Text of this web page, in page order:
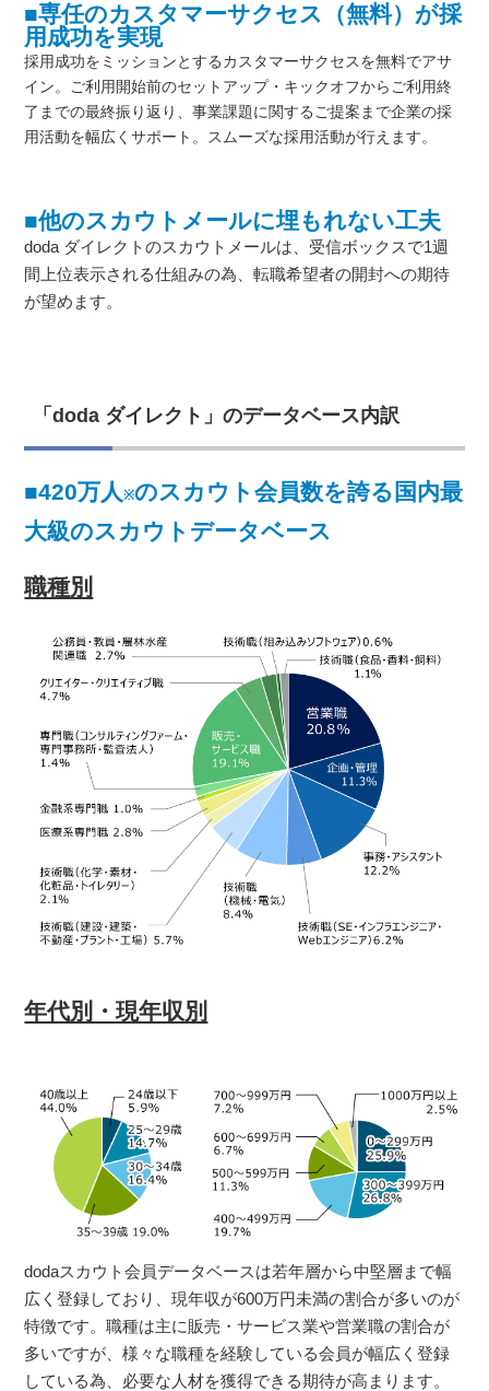
■専任のカスタマーサクセス（無料）が採
用成功を実現
採用成功をミッションとするカスタマーサクセスを無料でアサ
イン。ご利用開始前のセットアップ・キックオフからご利用終
了までの最終振り返り、事業課題に関するご提案まで企業の採
用活動を幅広くサポート。スムーズな採用活動が行えます。
■他のスカウトメールに埋もれない工夫
doda ダイレクトのスカウトメールは、受信ボックスで1週
間上位表示される仕組みの為、転職希望者の開封への期待
が望めます。
「doda ダイレクト」のデータベース内訳
■420万人※のスカウト会員数を誇る国内最
大級のスカウトデータベース
職種別
年代別・現年収別
dodaスカウト会員データベースは若年層から中堅層まで幅
広く登録しており、現年収が600万円未満の割合が多いのが
特徴です。職種は主に販売・サービス業や営業職の割合が
多いですが、様々な職種を経験している会員が幅広く登録
している為、必要な人材を獲得できる期待が高まります。